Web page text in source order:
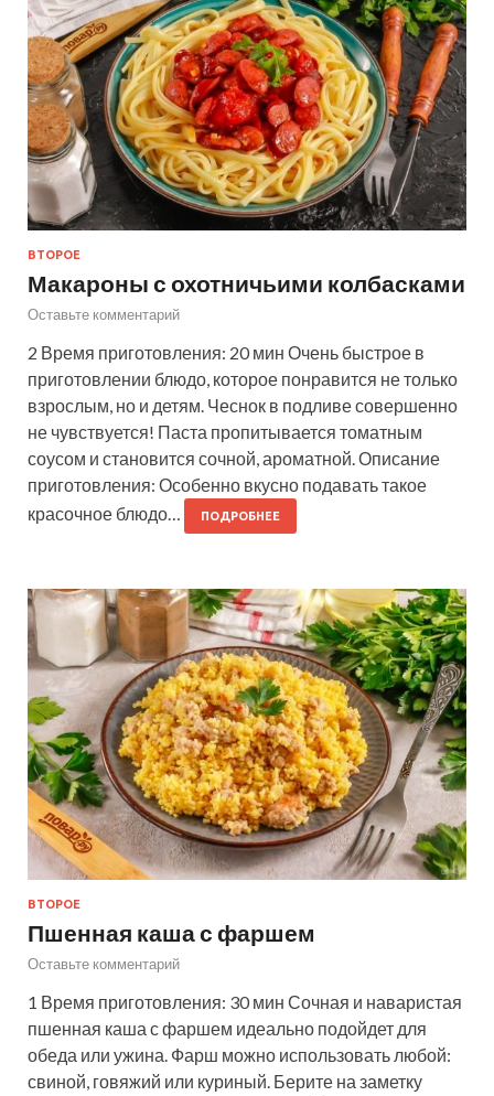
ВТОРОЕ
Макароны с охотничьими колбасками
Оставьте комментарий
2 Время приготовления: 20 мин Очень быстрое в
приготовлении блюдо, которое понравится не только
взрослым, но и детям. Чеснок в подливе совершенно
не чувствуется! Паста пропитывается томатным
соусом и становится сочной, ароматной. Описание
приготовления: Особенно вкусно подавать такое
красочное блюдо…
ПОДРОБНЕЕ
ВТОРОЕ
Пшенная каша с фаршем
Оставьте комментарий
1 Время приготовления: 30 мин Сочная и наваристая
пшенная каша с фаршем идеально подойдет для
обеда или ужина. Фарш можно использовать любой:
свиной, говяжий или куриный. Берите на заметку